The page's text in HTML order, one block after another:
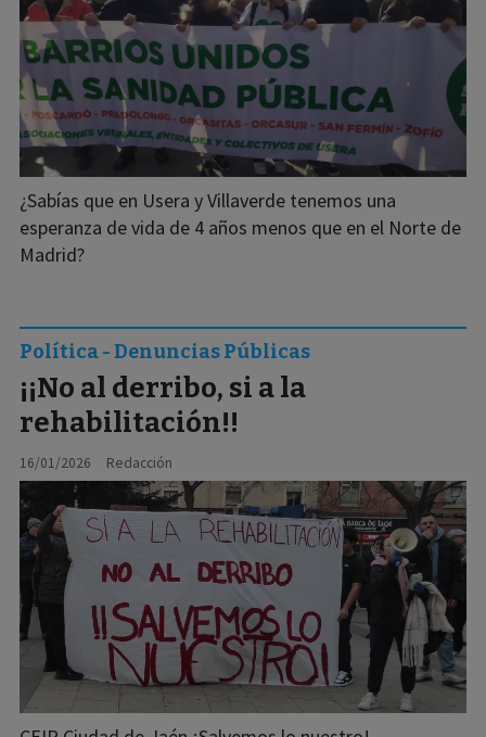
¿Sabías que en Usera y Villaverde tenemos una
esperanza de vida de 4 años menos que en el Norte de
Madrid?
¡¡No al derribo, si a la
rehabilitación!!
Redacción
Política - Denuncias Públicas
16/01/2026